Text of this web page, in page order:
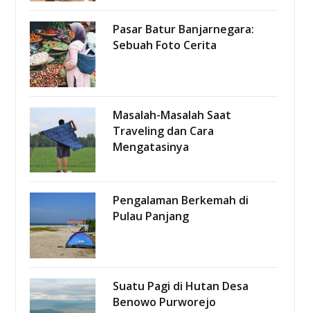
Pasar Batur Banjarnegara:
Sebuah Foto Cerita
Masalah-Masalah Saat
Traveling dan Cara
Mengatasinya
Pengalaman Berkemah di
Pulau Panjang
Suatu Pagi di Hutan Desa
Benowo Purworejo